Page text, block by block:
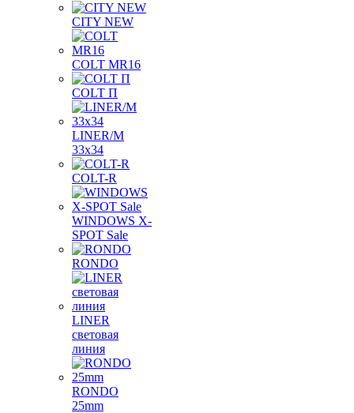
CITY NEW
COLT MR16
COLT П
LINER/М
33х34
COLT-R
WINDOWS X-
SPOT Sale
RONDO
LINER
световая
линия
RONDO
25mm